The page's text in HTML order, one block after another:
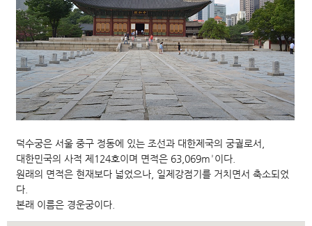
덕수궁은 서울 중구 정동에 있는 조선과 대한제국의 궁궐로서,
대한민국의 사적 제124호이며 면적은 63,069m²이다.
원래의 면적은 현재보다 넓었으나, 일제강점기를 거치면서 축소되었
다.
본래 이름은 경운궁이다.